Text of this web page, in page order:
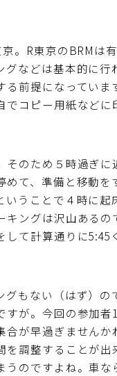
。R東京のBRMは
グなどは基本的に行
る前提になっていま
でコピー用紙などに
そのため５時過ぎに
めて、準備と移動を
うことで４時に起
キングは沢山あるの
して計算通りに5:45
グもない（はず）の
すが。今回の参加者
合が早過ぎませんか
を調整することが出
うのですよね。車な